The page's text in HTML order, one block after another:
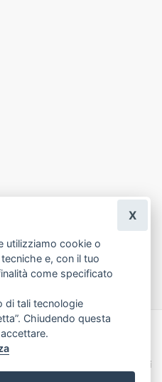
Siti ecommerce per Fioristi
Termini e Condizioni
utilizziamo cookie o
e, con il tuo
come specificato
di tali tecnologie
Chiudendo questa
X